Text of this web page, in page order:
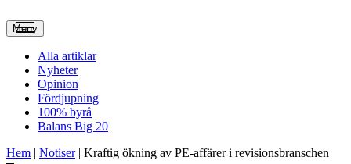
Meny
Alla artiklar
Nyheter
Opinion
Fördjupning
100% byrå
Balans Big 20
Hem | Notiser| Kraftig ökning av PE-affärer i revisionsbranschen